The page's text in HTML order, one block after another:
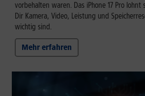
vorbehalten waren. Das iPhone 17 Pro lohnt
Dir Kamera, Video, Leistung und
wichtig sind.
Mehr erfahren